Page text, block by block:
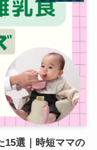
15選｜時短ママの